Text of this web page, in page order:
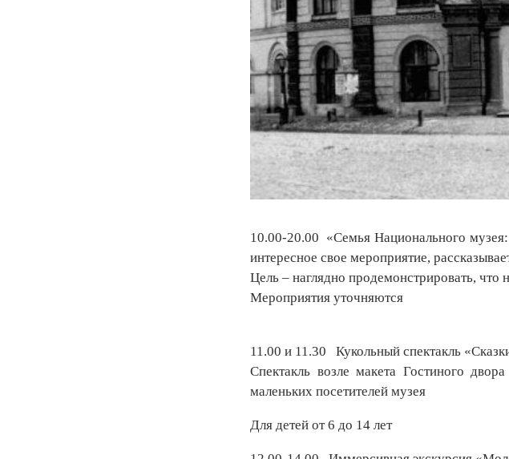
10.00-20.00 «Семья Национального
интересное свое мероприятие,
Цель – наглядно продемонстрировать,
Мероприятия уточняются
11.00 и 11.30 Кукольный спектакль
Спектакль возле макета Гостиного
маленьких посетителей музея
Для детей от 6 до 14 лет